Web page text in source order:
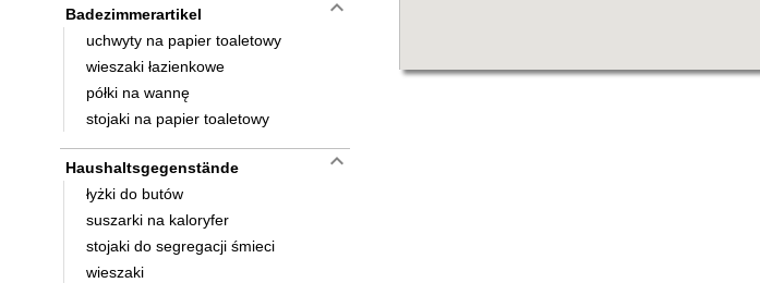
Badezimmerartikel keyboard_arrow_down
uchwyty na papier toaletowy
wieszaki łazienkowe
półki na wannę
stojaki na papier toaletowy
Haushaltsgegenstände keyboard_arrow_down
łyżki do butów
suszarki na kaloryfer
stojaki do segregacji śmieci
wieszaki